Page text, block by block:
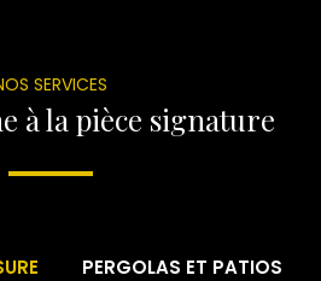
SERVICES
à la pièce signature
PERGOLAS ET PATIOS